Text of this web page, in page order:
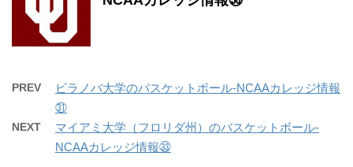
PREV
ビラノバ大学のバスケットボール-NCAAカレッジ情報
㉛
NEXT
マイアミ大学（フロリダ州）のバスケットボール-
NCAAカレッジ情報㉝